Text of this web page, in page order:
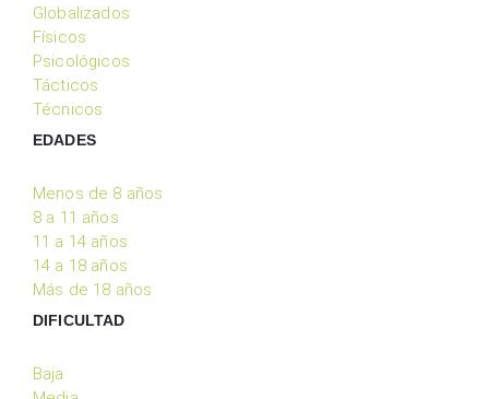
Globalizados
Físicos
Psicológicos
Tácticos
Técnicos
EDADES
Menos de 8 años
8 a 11 años
11 a 14 años
14 a 18 años
Más de 18 años
DIFICULTAD
Baja